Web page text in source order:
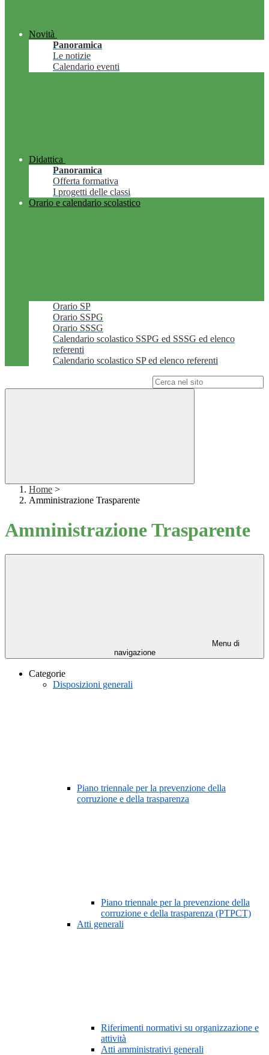
Novità
Panoramica
Le notizie
Calendario eventi
Didattica
Panoramica
Offerta formativa
I progetti delle classi
Orario e calendario scolastico
Orario SP
Orario SSPG
Orario SSSG
Calendario scolastico SSPG ed SSSG ed elenco
referenti
Calendario scolastico SP ed elenco referenti
Home >
Amministrazione Trasparente
Amministrazione Trasparente
Menu di
navigazione
Categorie
Disposizioni generali
Piano triennale per la prevenzione della
corruzione e della trasparenza
Piano triennale per la prevenzione della
corruzione e della trasparenza (PTPCT)
Atti generali
Riferimenti normativi su organizzazione e
attività
Atti amministrativi generali